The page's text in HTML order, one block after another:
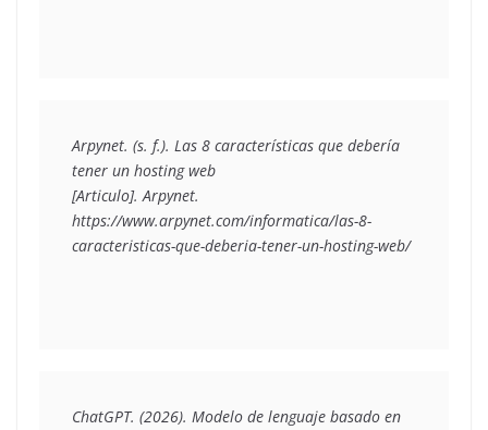
Arpynet. (s. f.). Las 8 características que debería
tener un hosting web
[Articulo]. Arpynet.
https://www.arpynet.com/informatica/las-8-
caracteristicas-que-deberia-tener-un-hosting-web/
ChatGPT. (2026). Modelo de lenguaje basado en